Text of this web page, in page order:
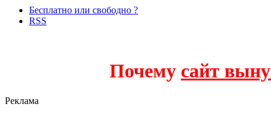
Бесплатно или свободно ?
RSS
Почему сайт
Реклама